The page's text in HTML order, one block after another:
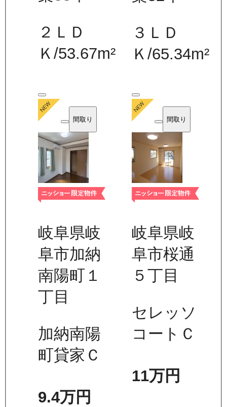
２ＬＤ
Ｋ/53.67m²
３ＬＤ
Ｋ /65.34m²
間取り
岐阜県岐
阜市加納
南陽町１
丁目
加納南陽
町貸家Ｃ
9.4万円
間取り
岐阜県岐
阜市桜通
５丁目
セレッソ
コートＣ
11万円